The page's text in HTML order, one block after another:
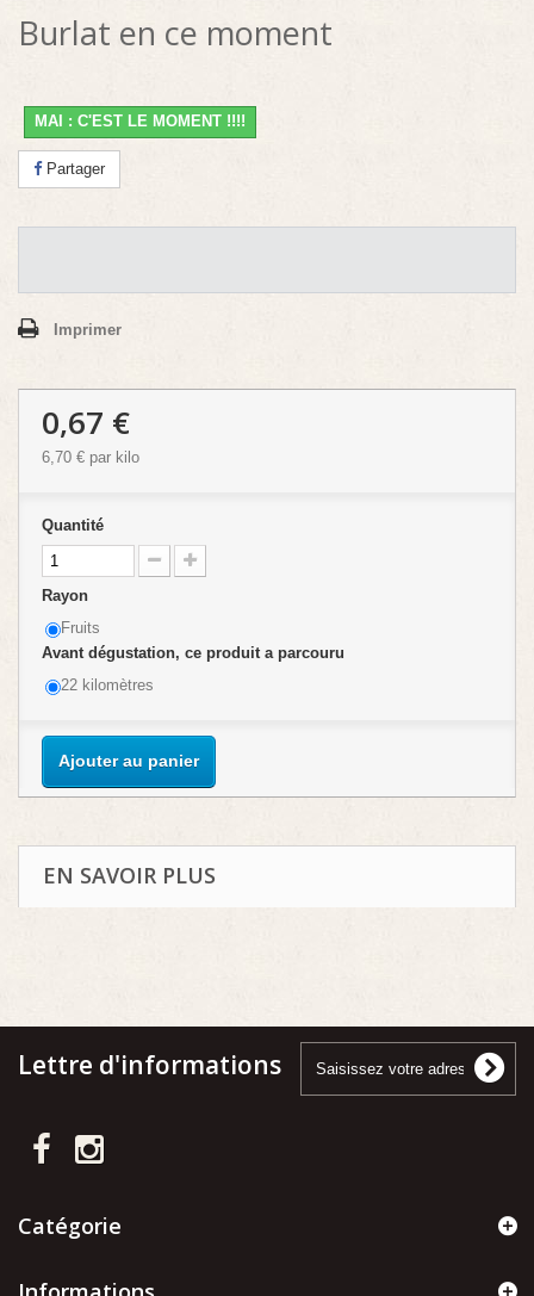
Burlat en ce moment
MAI : C'EST LE MOMENT !!!!
Partager
Imprimer
0,67 €
6,70 € par kilo
Quantité
Rayon
Fruits
Avant dégustation, ce produit a parcouru
22 kilomètres
Ajouter au panier
EN SAVOIR PLUS
Lettre d'informations
Catégorie